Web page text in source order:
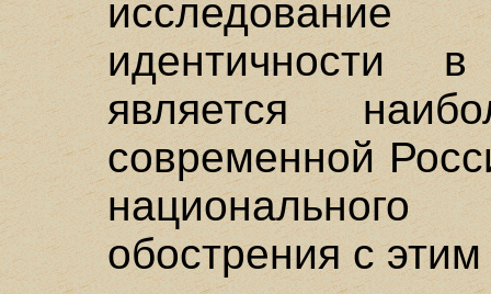
исследование
идентичности
является
современной
обострения с